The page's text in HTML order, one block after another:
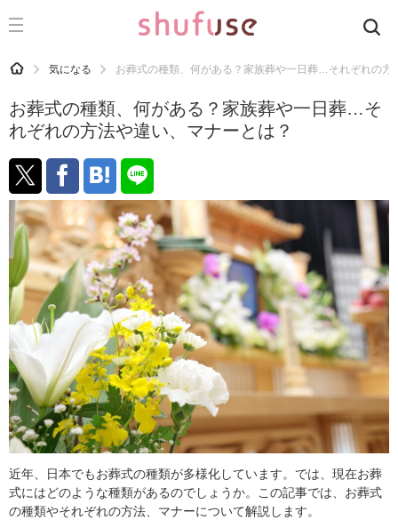
CATEGORY 記事カテゴリ
運気
洗濯
生活の知恵
お金
掃除
マナー
趣味
食材辞典
おすすめ
HOME 気になる お葬式の種類、何がある？家族葬や一日葬…それぞれの方
お葬式の種類、何がある？家族葬や一日葬…そ
れぞれの方法や違い、マナーとは？
近年、日本でもお葬式の種類が多様化しています。では、現在お葬
式にはどのような種類があるのでしょうか。この記事では、お葬式
の種類やそれぞれの方法、マナーについて解説します。